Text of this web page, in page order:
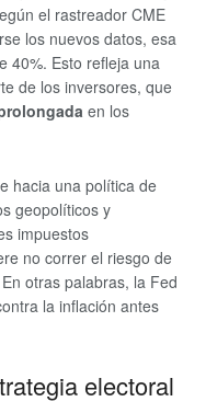
el rastreador CME
los nuevos datos, esa
40%. Esto refleja una
de los inversores, que
en los
hacia una política de
geopolíticos y
impuestos
no correr el riesgo de
otras palabras, la Fed
la inflación antes
electoral